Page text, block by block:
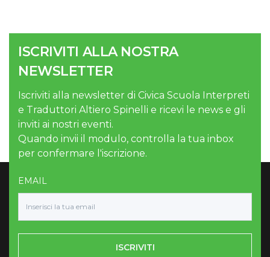
ISCRIVITI ALLA NOSTRA
NEWSLETTER
Iscriviti alla newsletter di Civica Scuola Interpreti
e Traduttori Altiero Spinelli e ricevi le news e gli
inviti ai nostri eventi.
Quando invii il modulo, controlla la tua inbox
per confermare l'iscrizione.
EMAIL
ISCRIVITI